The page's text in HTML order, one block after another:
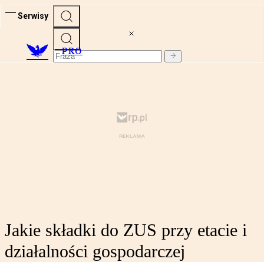
Serwisy
PRO
Jakie składki do ZUS przy etacie i
działalności gospodarczej